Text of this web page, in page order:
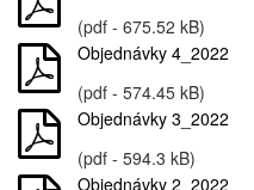
(pdf - 675.52 kB)
Objednávky 4_2022
(pdf - 574.45 kB)
Objednávky 3_2022
(pdf - 594.3 kB)
Objednávky 2_2022